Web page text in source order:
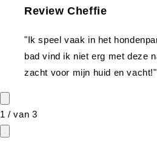
Review Cheffie
"Ik speel vaak in het
bad vind ik niet erg met deze
zacht voor mijn huid en vacht!"
1 /van 3